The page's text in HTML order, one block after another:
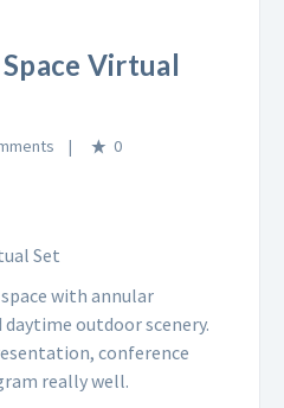
Virtual
0
Set
with annular
outdoor scenery.
conference
really well.